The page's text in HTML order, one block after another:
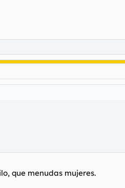
que menudas mujeres.